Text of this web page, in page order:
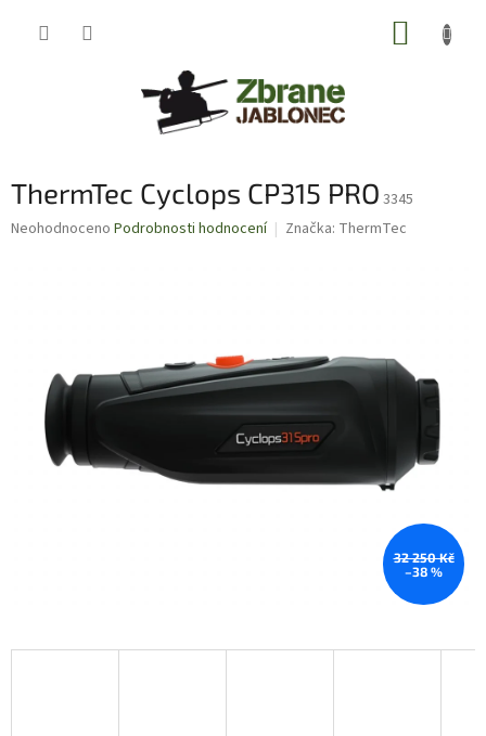
ThermTec Cyclops CP315 PRO 3345
Průměrné
hvězdiček.
Neohodnoceno Podrobnosti hodnocení Značka: ThermTec
32 250 Kč
–38 %